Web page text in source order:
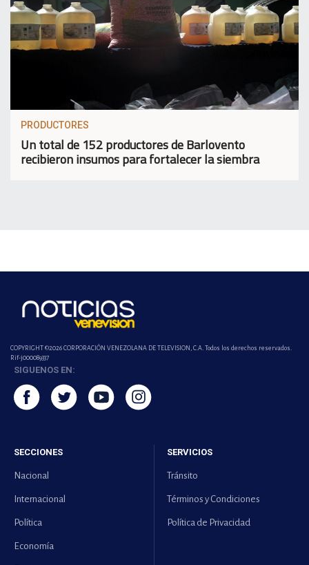
PRODUCTORES
Un total de 152 productores de Barlovento
recibieron insumos para fortalecer la siembra
COPYRIGHT ©2026 CORPORACIÓN VENEZOLANA DE TELEVISION, C.A. Todos los derechos reservados.
Rif-j000089337
SIGUENOS EN:
SECCIONES
Nacional
Internacional
Política
Economía
SERVICIOS
Tránsito
Términos y Condiciones
Política de Privacidad